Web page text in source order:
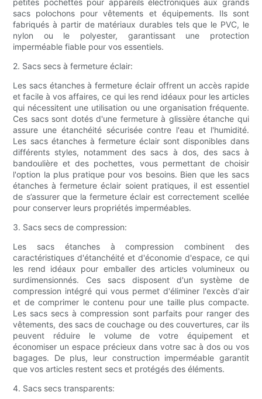
petites pochettes pour appareils électroniques aux grands
sacs polochons pour vêtements et équipements. Ils sont
fabriqués à partir de matériaux durables tels que le PVC, le
nylon ou le polyester, garantissant une protection
imperméable fiable pour vos essentiels.
2. Sacs secs à fermeture éclair:
Les sacs étanches à fermeture éclair offrent un accès rapide
et facile à vos affaires, ce qui les rend idéaux pour les articles
qui nécessitent une utilisation ou une organisation fréquente.
Ces sacs sont dotés d'une fermeture à glissière étanche qui
assure une étanchéité sécurisée contre l'eau et l'humidité.
Les sacs étanches à fermeture éclair sont disponibles dans
différents styles, notamment des sacs à dos, des sacs à
bandoulière et des pochettes, vous permettant de choisir
l'option la plus pratique pour vos besoins. Bien que les sacs
étanches à fermeture éclair soient pratiques, il est essentiel
de s’assurer que la fermeture éclair est correctement scellée
pour conserver leurs propriétés imperméables.
3. Sacs secs de compression:
Les sacs étanches à compression combinent des
caractéristiques d'étanchéité et d'économie d'espace, ce qui
les rend idéaux pour emballer des articles volumineux ou
surdimensionnés. Ces sacs disposent d'un système de
compression intégré qui vous permet d'éliminer l'excès d'air
et de comprimer le contenu pour une taille plus compacte.
Les sacs secs à compression sont parfaits pour ranger des
vêtements, des sacs de couchage ou des couvertures, car ils
peuvent réduire le volume de votre équipement et
économiser un espace précieux dans votre sac à dos ou vos
bagages. De plus, leur construction imperméable garantit
que vos articles restent secs et protégés des éléments.
4. Sacs secs transparents: